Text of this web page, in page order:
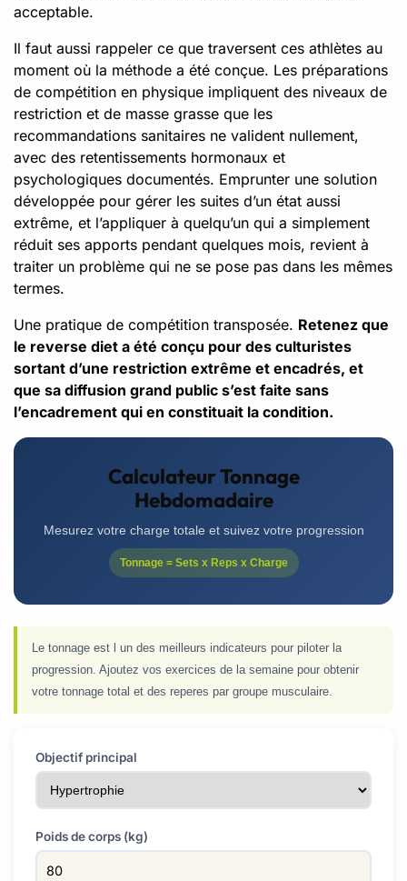
acceptable.
Il faut aussi rappeler ce que traversent ces athlètes au
moment où la méthode a été conçue. Les préparations
de compétition en physique impliquent des niveaux de
restriction et de masse grasse que les
recommandations sanitaires ne valident nullement,
avec des retentissements hormonaux et
psychologiques documentés. Emprunter une solution
développée pour gérer les suites d’un état aussi
extrême, et l’appliquer à quelqu’un qui a simplement
réduit ses apports pendant quelques mois, revient à
traiter un problème qui ne se pose pas dans les mêmes
termes.
Une pratique de compétition transposée. Retenez que
le reverse diet a été conçu pour des culturistes
sortant d’une restriction extrême et encadrés, et
que sa diffusion grand public s’est faite sans
l’encadrement qui en constituait la condition.
Calculateur Tonnage
Hebdomadaire
Mesurez votre charge totale et suivez votre progression
Tonnage = Sets x Reps x Charge
Le tonnage est l un des meilleurs indicateurs pour piloter la
progression. Ajoutez vos exercices de la semaine pour obtenir
votre tonnage total et des reperes par groupe musculaire.
Objectif principal
Poids de corps (kg)